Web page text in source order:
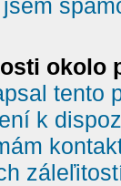
okolo
tento
k